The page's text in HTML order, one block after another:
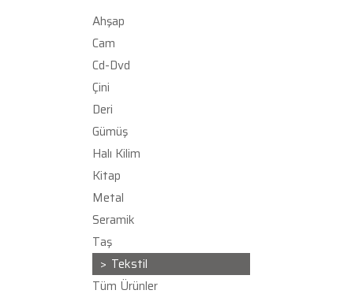
Ahşap
Cam
Cd-Dvd
Çini
Deri
Gümüş
Halı Kilim
Kitap
Metal
Seramik
Taş
Tekstil
Tüm Ürünler